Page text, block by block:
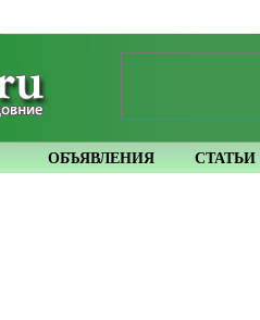
ОБЪЯВЛЕНИЯ СТАТЬИ